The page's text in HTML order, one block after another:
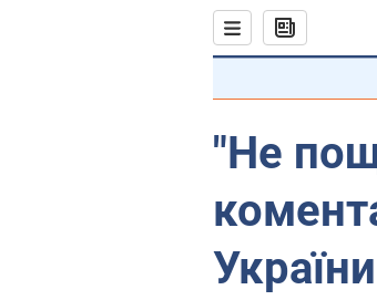
"Не